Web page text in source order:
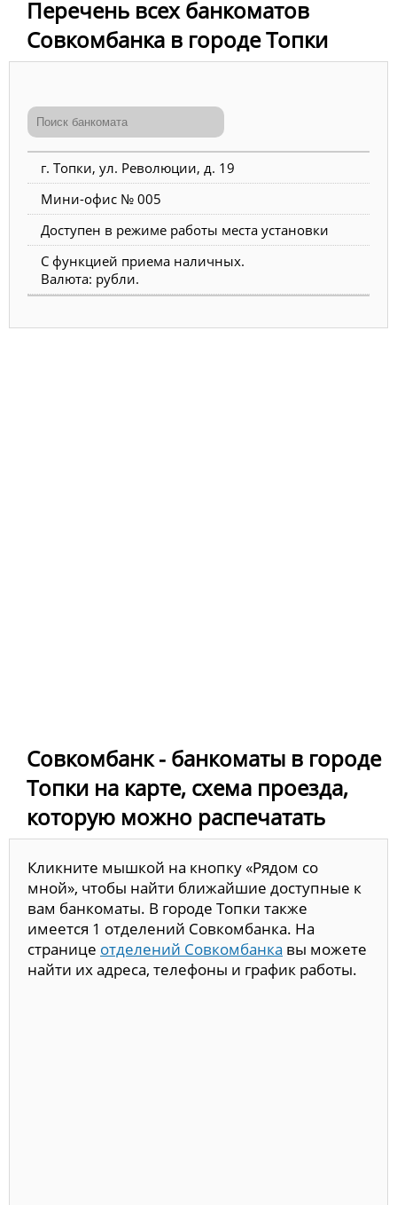
Перечень всех банкоматов
Совкомбанка в городе Топки
г. Топки, ул. Революции, д. 19
Мини-офис № 005
Доступен в режиме работы места установки
С функцией приема наличных.
Валюта: рубли.
Совкомбанк - банкоматы в городе
Топки на карте, схема проезда,
которую можно распечатать
Кликните мышкой на кнопку «Рядом со
мной», чтобы найти ближайшие доступные к
вам банкоматы. В городе Топки также
имеется 1 отделений Совкомбанка. На
странице отделений Совкомбанка вы можете
найти их адреса, телефоны и график работы.